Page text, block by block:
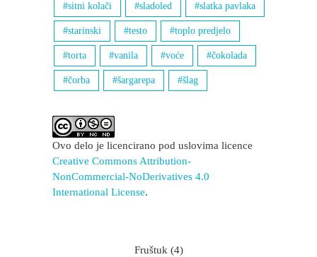
sitni kolači sladoled slatka pavlaka
starinski testo toplo predjelo
torta vanila voće čokolada
čorba šargarepa šlag
Ovo delo je licencirano pod uslovima licence
Creative Commons Attribution-
NonCommercial-NoDerivatives 4.0
International License.
Fruštuk(4)